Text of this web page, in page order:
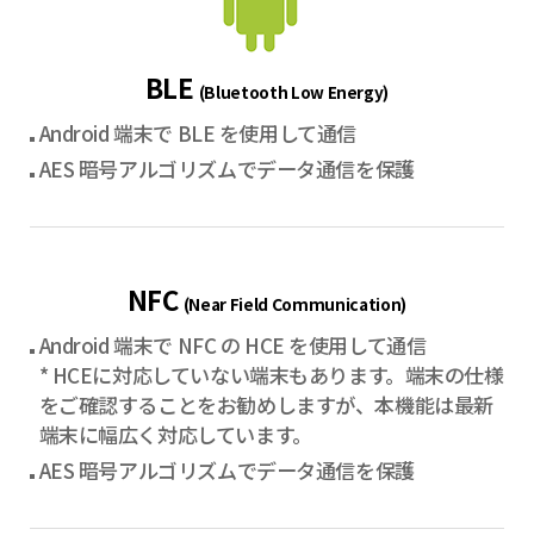
BLE (Bluetooth Low Energy)
Android 端末で BLE を使用して通信
AES 暗号アルゴリズムでデータ通信を保護
NFC (Near Field Communication)
Android 端末で NFC の HCE を使用して通信
* HCEに対応していない端末もあります。端末の仕様
をご確認することをお勧めしますが、本機能は最新
端末に幅広く対応しています。
AES 暗号アルゴリズムでデータ通信を保護